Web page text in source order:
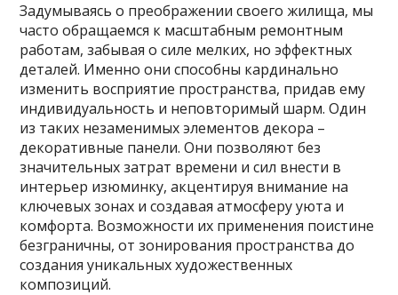
Задумываясь о преображении своего жилища, мы
часто обращаемся к масштабным ремонтным
работам, забывая о силе мелких, но эффектных
деталей. Именно они способны кардинально
изменить восприятие пространства, придав ему
индивидуальность и неповторимый шарм. Один
из таких незаменимых элементов декора –
декоративные панели. Они позволяют без
значительных затрат времени и сил внести в
интерьер изюминку, акцентируя внимание на
ключевых зонах и создавая атмосферу уюта и
комфорта. Возможности их применения поистине
безграничны, от зонирования пространства до
создания уникальных художественных
композиций.